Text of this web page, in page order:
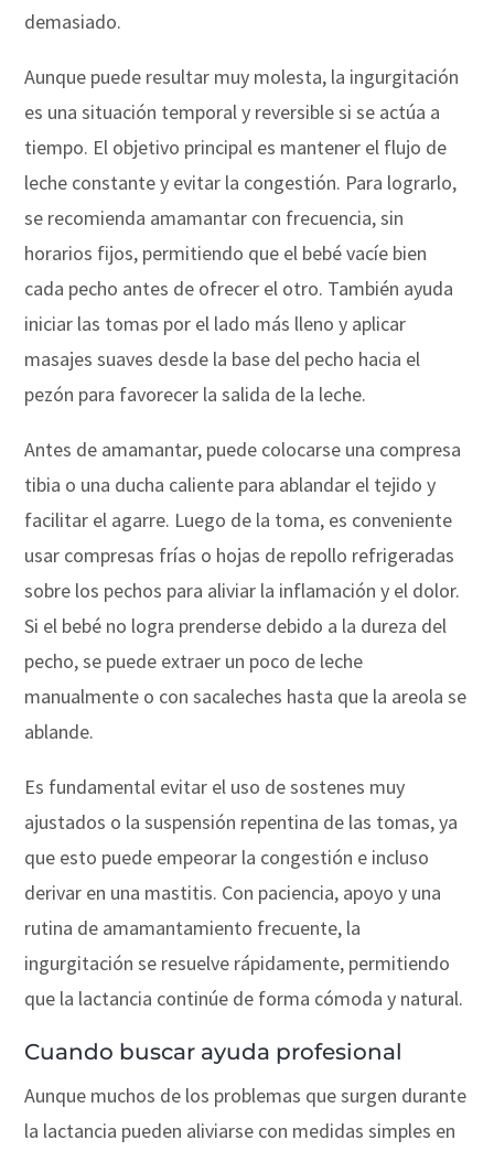
demasiado.
Aunque puede resultar muy molesta, la ingurgitación
es una situación temporal y reversible si se actúa a
tiempo. El objetivo principal es mantener el flujo de
leche constante y evitar la congestión. Para lograrlo,
se recomienda amamantar con frecuencia, sin
horarios fijos, permitiendo que el bebé vacíe bien
cada pecho antes de ofrecer el otro. También ayuda
iniciar las tomas por el lado más lleno y aplicar
masajes suaves desde la base del pecho hacia el
pezón para favorecer la salida de la leche.
Antes de amamantar, puede colocarse una compresa
tibia o una ducha caliente para ablandar el tejido y
facilitar el agarre. Luego de la toma, es conveniente
usar compresas frías o hojas de repollo refrigeradas
sobre los pechos para aliviar la inflamación y el dolor.
Si el bebé no logra prenderse debido a la dureza del
pecho, se puede extraer un poco de leche
manualmente o con sacaleches hasta que la areola se
ablande.
Es fundamental evitar el uso de sostenes muy
ajustados o la suspensión repentina de las tomas, ya
que esto puede empeorar la congestión e incluso
derivar en una mastitis. Con paciencia, apoyo y una
rutina de amamantamiento frecuente, la
ingurgitación se resuelve rápidamente, permitiendo
que la lactancia continúe de forma cómoda y natural.
Cuando buscar ayuda profesional
Aunque muchos de los problemas que surgen durante
la lactancia pueden aliviarse con medidas simples en